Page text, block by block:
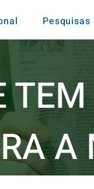
Pesquisas
A